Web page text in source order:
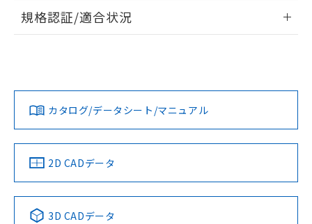
タイムチャート
A: 80mm以上、B: 60mm以上
L: 12mm以上、φd: 80mm以上、D: 12mm以上、m: 36mm
以上、n: 80mm以上
金属埋め込み
検出領域
ログイン/会員登録
ダウンロードデータをご利用いただく前に、以下を必ずお読
みください。
ソフトウェアの使用条件
EU RoHS 注意事項・凡例
対応済み
中国 RoHS 注意事項・凡例
規格認証/適合状況
LR型式承認
（イギリス
船舶規格）
DNV型式承認
（ノルウェー
BV型式承認
（フランス
KR型式
（韓国
No No No No
カタログ/データシート/マニュアル
2D CADデータ
3D CADデータ